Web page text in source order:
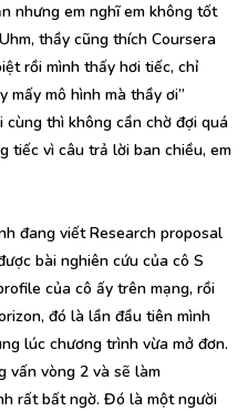
nhưng em nghĩ em không tốt
thầy cũng thích Coursera
rồi mình thấy hơi tiếc, chỉ
mấy mô hình mà thầy ơi”
thì không cần chờ đợi quá
tiếc vì câu trả lời ban chiều, em
đang viết Research proposal
bài nghiên cứu của cô S
của cô ấy trên mạng, rồi
đó là lần đầu tiên mình
lúc chương trình vừa mở đơn.
vấn vòng 2 và sẽ làm
rất bất ngờ. Đó là một người